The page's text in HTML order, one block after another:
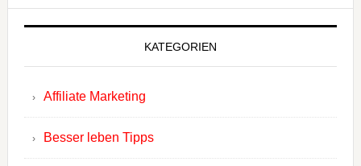
KATEGORIEN
Affiliate Marketing
Besser leben Tipps